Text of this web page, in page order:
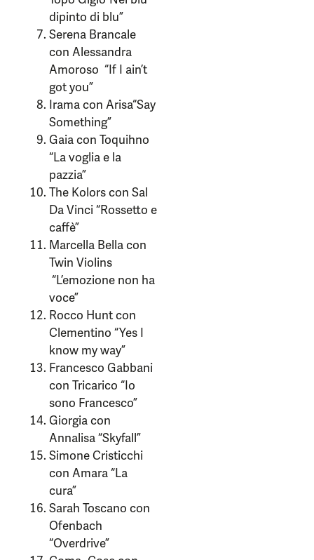
dipinto di blu”
Serena Brancale
con Alessandra
Amoroso “If I ain’t
got you”
Irama con Arisa“Say
Something”
Gaia con Toquihno
“La voglia e la
pazzia”
The Kolors con Sal
Da Vinci “Rossetto e
caffè”
Marcella Bella con
Twin Violins
“L’emozione non ha
voce”
Rocco Hunt con
Clementino “Yes I
know my way”
Francesco Gabbani
con Tricarico “Io
sono Francesco”
Giorgia con
Annalisa “Skyfall”
Simone Cristicchi
con Amara “La
cura”
Sarah Toscano con
Ofenbach
“Overdrive”